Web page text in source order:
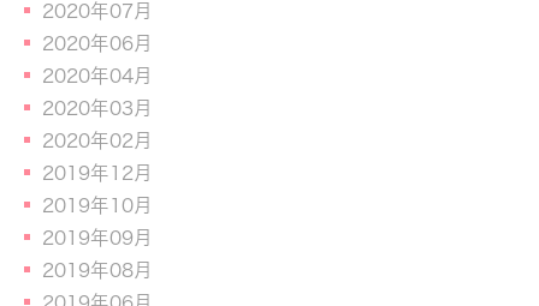
2020年07月
2020年06月
2020年04月
2020年03月
2020年02月
2019年12月
2019年10月
2019年09月
2019年08月